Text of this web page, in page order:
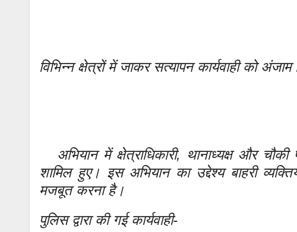
विभिन्न क्षेत्रों में जाकर सत्यापन कार्यवाही को अंजाम
अभियान में क्षेत्राधिकारी, थानाध्यक्ष और
शामिल हुए। इस अभियान का उद्देश्य बाहरी
मजबूत करना है।
पुलिस द्वारा की गई कार्यवाही-